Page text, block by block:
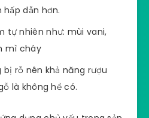
dẫn hơn.
tự nhiên như: mùi vani,
mì cháy
bị rỗ nên khả năng rượu
là không hề có.